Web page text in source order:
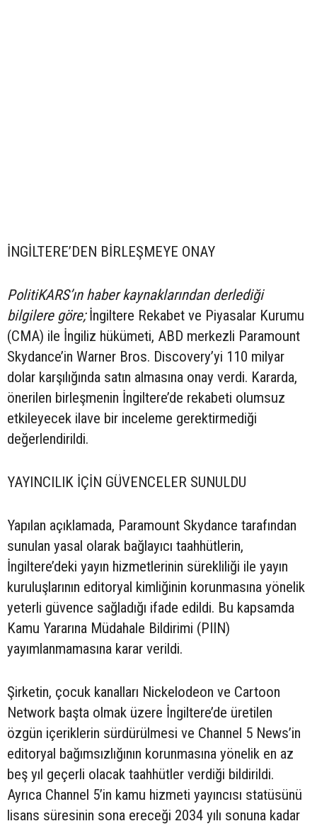
İNGİLTERE’DEN BİRLEŞMEYE ONAY
PolitiKARS’ın haber kaynaklarından derlediği
bilgilere göre;İngiltere Rekabet ve Piyasalar Kurumu
(CMA) ile İngiliz hükümeti, ABD merkezli Paramount
Skydance’in Warner Bros. Discovery’yi 110 milyar
dolar karşılığında satın almasına onay verdi. Kararda,
önerilen birleşmenin İngiltere’de rekabeti olumsuz
etkileyecek ilave bir inceleme gerektirmediği
değerlendirildi.
YAYINCILIK İÇİN GÜVENCELER SUNULDU
Yapılan açıklamada, Paramount Skydance tarafından
sunulan yasal olarak bağlayıcı taahhütlerin,
İngiltere’deki yayın hizmetlerinin sürekliliği ile yayın
kuruluşlarının editoryal kimliğinin korunmasına yönelik
yeterli güvence sağladığı ifade edildi. Bu kapsamda
Kamu Yararına Müdahale Bildirimi (PIIN)
yayımlanmamasına karar verildi.
Şirketin, çocuk kanalları Nickelodeon ve Cartoon
Network başta olmak üzere İngiltere’de üretilen
özgün içeriklerin sürdürülmesi ve Channel 5 News’in
editoryal bağımsızlığının korunmasına yönelik en az
beş yıl geçerli olacak taahhütler verdiği bildirildi.
Ayrıca Channel 5’in kamu hizmeti yayıncısı statüsünü
lisans süresinin sona ereceği 2034 yılı sonuna kadar